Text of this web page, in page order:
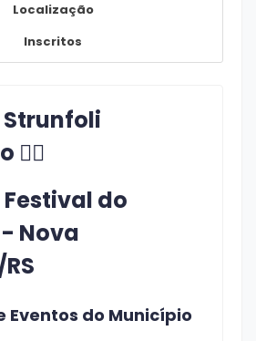
Localização
Inscritos
Strunfoli
🚴‍♀️
do
Nova
Eventos do Município